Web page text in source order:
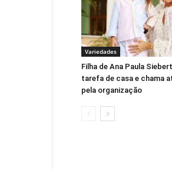
Variedades
Filha de Ana Paula
tarefa de casa e chama
pela organização